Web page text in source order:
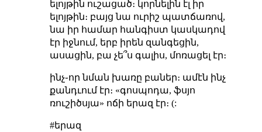
ելոյթին ուշացած։ կորնելին էլ իր
ելոյթին։ բայց նա ուրիշ պատճառով,
նա իր համար հանգիստ կասկադով
էր իջնում, երբ իրեն զանգեցին,
ասացին, բա չե՞ս գալիս, մոռացել էր։
ինչ֊որ նման խառը բաներ։ ամէն ինչ
քանդւում էր։ «գոսպոդա, ֆսյո
ռուշիծսյա» ոճի երազ էր։ (:
#երազ